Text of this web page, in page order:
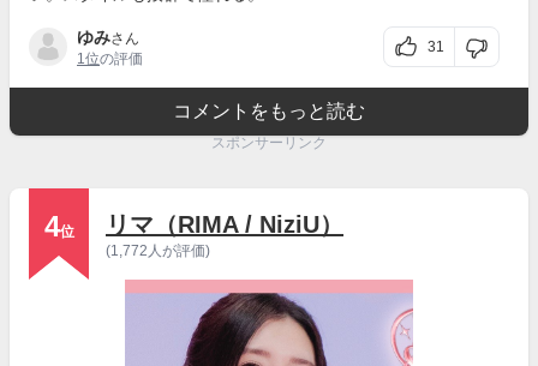
ゆみさん
1位の評価
31
コメントをもっと読む
スポンサーリンク
4位 リマ（RIMA / NiziU）
(1,772人が評価)